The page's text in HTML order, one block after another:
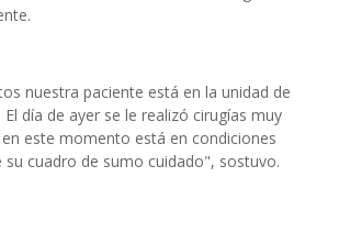
nuestra paciente está en la unidad de
día de ayer se le realizó cirugías muy
este momento está en condiciones
su cuadro de sumo cuidado", sostuvo.